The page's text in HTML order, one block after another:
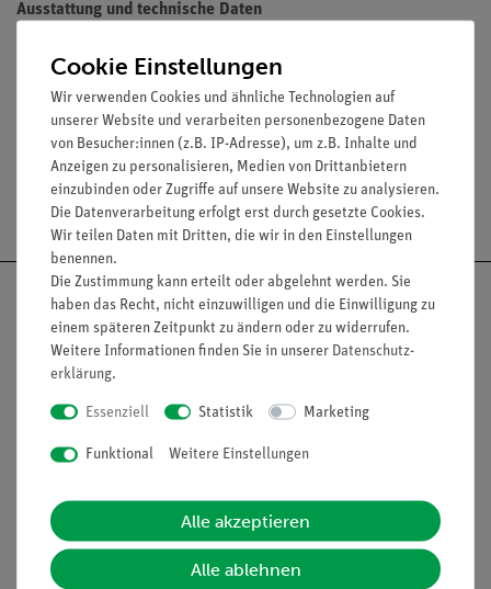
Ausstattung und technische Daten
Maße: 19,5 x 4,5 x 6 cm
Versandkostenfrei ab 300,- €
Informationen
Unternehmen
Projekte und Lösungen
Übersicht Service
Beratung & Showroom
Cookie Einstellungen
Wir verwenden Cookies und ähnliche Technologien auf
unserer Website und verarbeiten personenbezogene Daten
von Besucher:innen (z.B. IP-Adresse), um z.B. Inhalte und
Anzeigen zu personalisieren, Medien von Drittanbietern
einzubinden oder Zugriffe auf unsere Website zu analysieren.
Die Datenverarbeitung erfolgt erst durch gesetzte Cookies.
Wir teilen Daten mit Dritten, die wir in den Einstellungen
benennen.
Die Zustimmung kann erteilt oder abgelehnt werden. Sie
haben das Recht, nicht einzuwilligen und die Einwilligung zu
einem späteren Zeitpunkt zu ändern oder zu widerrufen.
Weitere Informationen finden Sie in unserer Daten­schutz­
erklärung.
Essenziell Statistik Marketing
Funktional Weitere Einstellungen
Alle akzeptieren
Alle ablehnen